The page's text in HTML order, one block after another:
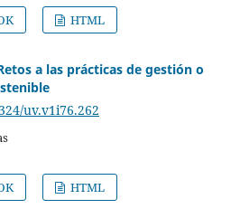
HTML
a las prácticas de gestión o
uv.v1i76.262
HTML